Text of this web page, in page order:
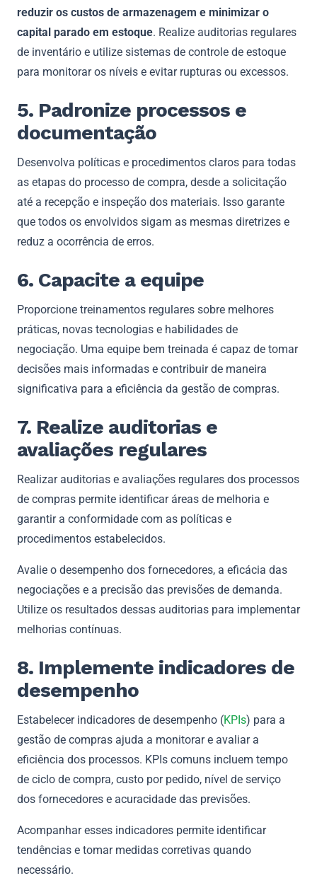
reduzir os custos de armazenagem e minimizar o
capital parado em estoque. Realize auditorias regulares
de inventário e utilize sistemas de controle de estoque
para monitorar os níveis e evitar rupturas ou excessos.
5. Padronize processos e
documentação
Desenvolva políticas e procedimentos claros para todas
as etapas do processo de compra, desde a solicitação
até a recepção e inspeção dos materiais. Isso garante
que todos os envolvidos sigam as mesmas diretrizes e
reduz a ocorrência de erros.
6. Capacite a equipe
Proporcione treinamentos regulares sobre melhores
práticas, novas tecnologias e habilidades de
negociação. Uma equipe bem treinada é capaz de tomar
decisões mais informadas e contribuir de maneira
significativa para a eficiência da gestão de compras.
7. Realize auditorias e
avaliações regulares
Realizar auditorias e avaliações regulares dos processos
de compras permite identificar áreas de melhoria e
garantir a conformidade com as políticas e
procedimentos estabelecidos.
Avalie o desempenho dos fornecedores, a eficácia das
negociações e a precisão das previsões de demanda.
Utilize os resultados dessas auditorias para implementar
melhorias contínuas.
8. Implemente indicadores de
desempenho
Estabelecer indicadores de desempenho (KPIs) para a
gestão de compras ajuda a monitorar e avaliar a
eficiência dos processos. KPIs comuns incluem tempo
de ciclo de compra, custo por pedido, nível de serviço
dos fornecedores e acuracidade das previsões.
Acompanhar esses indicadores permite identificar
tendências e tomar medidas corretivas quando
necessário.